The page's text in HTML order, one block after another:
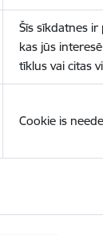
Šīs sīkdatnes
kas jūs
tīklus vai citas
Cookie is